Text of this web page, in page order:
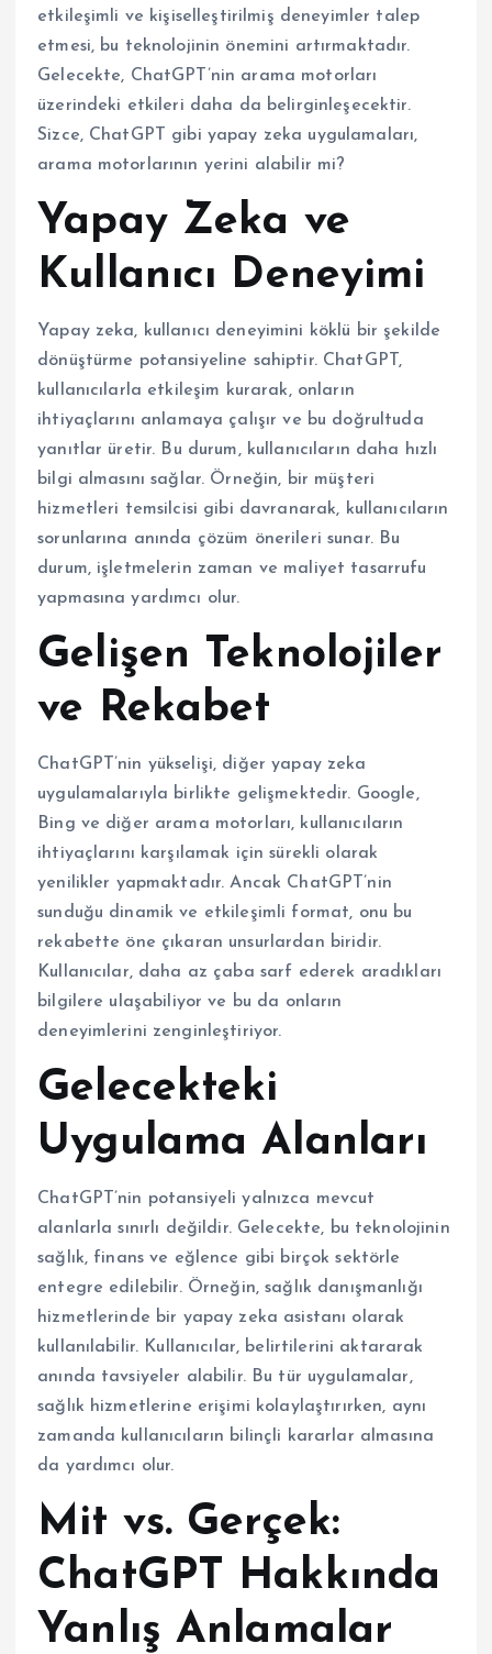
etkileşimli ve kişiselleştirilmiş deneyimler talep
etmesi, bu teknolojinin önemini artırmaktadır.
Gelecekte, ChatGPT’nin arama motorları
üzerindeki etkileri daha da belirginleşecektir.
Sizce, ChatGPT gibi yapay zeka uygulamaları,
arama motorlarının yerini alabilir mi?
Yapay Zeka ve
Kullanıcı Deneyimi
Yapay zeka, kullanıcı deneyimini köklü bir şekilde
dönüştürme potansiyeline sahiptir. ChatGPT,
kullanıcılarla etkileşim kurarak, onların
ihtiyaçlarını anlamaya çalışır ve bu doğrultuda
yanıtlar üretir. Bu durum, kullanıcıların daha hızlı
bilgi almasını sağlar. Örneğin, bir müşteri
hizmetleri temsilcisi gibi davranarak, kullanıcıların
sorunlarına anında çözüm önerileri sunar. Bu
durum, işletmelerin zaman ve maliyet tasarrufu
yapmasına yardımcı olur.
Gelişen Teknolojiler
ve Rekabet
ChatGPT’nin yükselişi, diğer yapay zeka
uygulamalarıyla birlikte gelişmektedir. Google,
Bing ve diğer arama motorları, kullanıcıların
ihtiyaçlarını karşılamak için sürekli olarak
yenilikler yapmaktadır. Ancak ChatGPT’nin
sunduğu dinamik ve etkileşimli format, onu bu
rekabette öne çıkaran unsurlardan biridir.
Kullanıcılar, daha az çaba sarf ederek aradıkları
bilgilere ulaşabiliyor ve bu da onların
deneyimlerini zenginleştiriyor.
Gelecekteki
Uygulama Alanları
ChatGPT’nin potansiyeli yalnızca mevcut
alanlarla sınırlı değildir. Gelecekte, bu teknolojinin
sağlık, finans ve eğlence gibi birçok sektörle
entegre edilebilir. Örneğin, sağlık danışmanlığı
hizmetlerinde bir yapay zeka asistanı olarak
kullanılabilir. Kullanıcılar, belirtilerini aktararak
anında tavsiyeler alabilir. Bu tür uygulamalar,
sağlık hizmetlerine erişimi kolaylaştırırken, aynı
zamanda kullanıcıların bilinçli kararlar almasına
da yardımcı olur.
Mit vs. Gerçek:
ChatGPT Hakkında
Yanlış Anlamalar